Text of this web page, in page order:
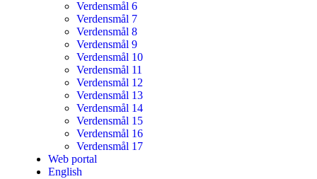
Verdensmål 6
Verdensmål 7
Verdensmål 8
Verdensmål 9
Verdensmål 10
Verdensmål 11
Verdensmål 12
Verdensmål 13
Verdensmål 14
Verdensmål 15
Verdensmål 16
Verdensmål 17
Web portal
English